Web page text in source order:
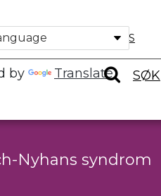
by Translate
OM OSS
SØK
Nyhans syndrom